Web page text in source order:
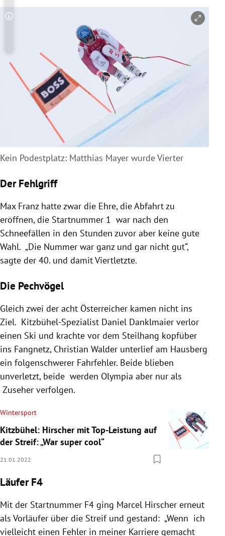
Copyright-Hinweis öffnen/schließen
Kein Podestplatz: Matthias Mayer wurde Vierter
Der Fehlgriff
Max Franz hatte zwar die Ehre, die Abfahrt zu
eröffnen, die Startnummer 1 war nach den
Schneefällen in den Stunden zuvor aber keine gute
Wahl. „Die Nummer war ganz und gar nicht gut“,
sagte der 40. und damit Viertletzte.
Die Pechvögel
Gleich zwei der acht Österreicher kamen nicht ins
Ziel. Kitzbühel-Spezialist Daniel Danklmaier verlor
einen Ski und krachte vor dem Steilhang kopfüber
ins Fangnetz, Christian Walder unterlief am Hausberg
ein folgenschwerer Fahrfehler. Beide blieben
unverletzt, beide werden Olympia aber nur als
Zuseher verfolgen.
Wintersport
Kitzbühel: Hirscher mit Top-Leistung auf
der Streif: „War super cool“
21.01.2022
Läufer F4
Mit der Startnummer F4 ging Marcel Hirscher erneut
als Vorläufer über die Streif und gestand: „Wenn ich
vielleicht einen Fehler in meiner Karriere gemacht